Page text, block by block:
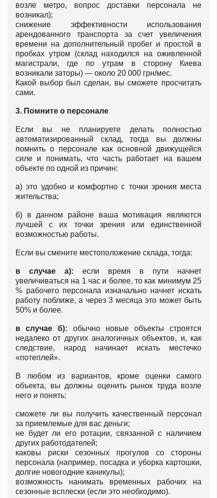
возле метро, вопрос доставки персонала не
возникал);
снижение эффективности использования
арендованного транспорта за счет увеличения
времени на дополнительный пробег и простой в
пробках утром (склад находился на оживленной
магистрали, где по утрам в сторону Киева
возникали заторы) — около 20 000 грн/мес.
Какой выбор был сделан, вы сможете просчитать
сами.
3. Помните о персонале
Если вы не планируете делать полностью
автоматизированный склад, тогда вы должны
помнить о персонале как основной движущейся
силе и понимать, что часть работает на вашем
объекте по одной из причин:
а) это удобно и комфортно с точки зрения места
жительства;
б) в данном районе ваша мотивация являются
лучшей с их точки зрения или единственной
возможностью работы.
Если вы смените местоположение склада, тогда:
в случае а): если время в пути начнет
увеличиваться на 1 час и более, то как минимум 25
% рабочего персонала изначально начнет искать
работу поближе, а через 3 месяца это может быть
50% и более.
в случае б): обычно новые объекты строятся
недалеко от других аналогичных объектов, и, как
следствие, народ начинает искать местечко
«потеплей».
В любом из вариантов, кроме оценки самого
объекта, вы должны оценить рынок труда возле
него и понять:
сможете ли вы получить качественный персонал
за приемлемые для вас деньги;
не будет ли его ротации, связанной с наличием
других работодателей;
каковы риски сезонных прогулов со стороны
персонала (например, посадка и уборка картошки,
долгие новогодние каникулы);
возможность нанимать временных рабочих на
сезонные всплески (если это необходимо).